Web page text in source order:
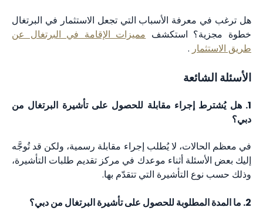
هل ترغب في معرفة الأسباب التي تجعل الاستثمار في البرتغال
خطوة مجزية؟ استكشف مميزات الإقامة في البرتغال عن
طريق الاستثمار .
الأسئلة الشائعة
1. هل يُشترط إجراء مقابلة للحصول على تأشيرة البرتغال من
دبي؟
في معظم الحالات، لا يُطلب إجراء مقابلة رسمية، ولكن قد تُوجَّه
إليك بعض الأسئلة أثناء موعدك في مركز تقديم طلبات التأشيرة،
وذلك حسب نوع التأشيرة التي تتقدّم بها.
2. ما المدة المطلوبة للحصول على تأشيرة البرتغال من دبي؟